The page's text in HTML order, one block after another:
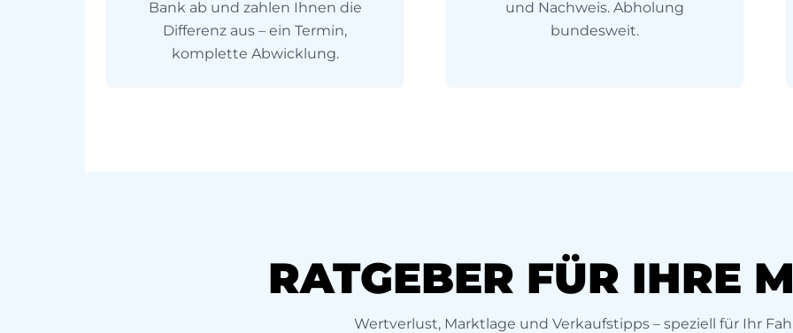
Bank ab und zahlen Ihnen die
Differenz aus – ein Termin,
komplette Abwicklung.
und Nachweis. Abholung
bundesweit.
RATGEBER FÜR IHRE
Wertverlust, Marktlage und Verkaufstipps – speziell für Ihr